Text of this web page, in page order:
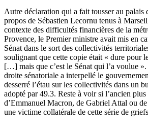
Autre déclaration qui a fait tousser au
propos de Sébastien Lecornu tenus à
contexte des difficultés financières de la
Provence, le Premier ministre avait mis en
Sénat dans le sort des collectivités
soulignant que cette copie était « dure pour
[…] mais que c’est le Sénat qui l’a voulue
droite sénatoriale a interpellé le
desserré l’étau sur les collectivités dans un
adopté par 49.3. Reste à voir si l’ancien
d’Emmanuel Macron, de Gabriel Attal ou
une victime collatérale de cette série de